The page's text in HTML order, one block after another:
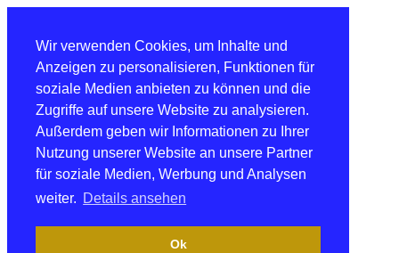
Wir verwenden Cookies, um Inhalte und
Anzeigen zu personalisieren, Funktionen für
soziale Medien anbieten zu können und die
Zugriffe auf unsere Website zu analysieren.
Außerdem geben wir Informationen zu Ihrer
Nutzung unserer Website an unsere Partner
für soziale Medien, Werbung und Analysen
weiter. Details ansehen
Ok